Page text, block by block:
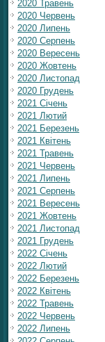
2020 Травень
2020 Червень
2020 Липень
2020 Серпень
2020 Вересень
2020 Жовтень
2020 Листопад
2020 Грудень
2021 Січень
2021 Лютий
2021 Березень
2021 Квітень
2021 Травень
2021 Червень
2021 Липень
2021 Серпень
2021 Вересень
2021 Жовтень
2021 Листопад
2021 Грудень
2022 Січень
2022 Лютий
2022 Березень
2022 Квітень
2022 Травень
2022 Червень
2022 Липень